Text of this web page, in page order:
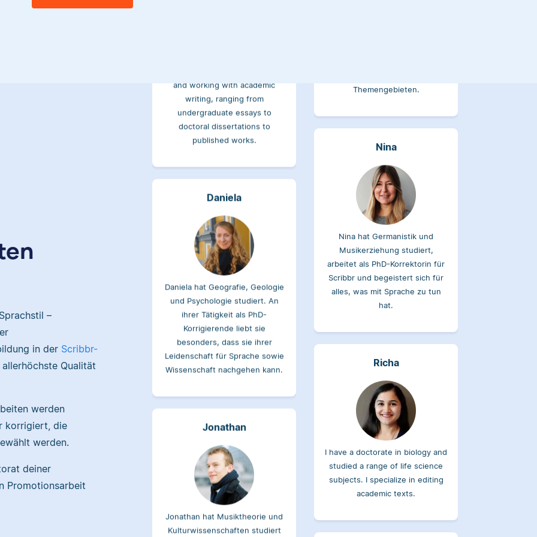
–
in der Scribbr-
Qualität
werden
korrigiert, die
werden.
deiner
Promotionsarbeit
undergraduate essays to
doctoral dissertations to
published works.
Daniela hat Geografie, Geologie
und Psychologie studiert. An
ihrer Tätigkeit als PhD-
Korrigierende liebt sie
besonders, dass sie ihrer
Leidenschaft für Sprache sowie
Wissenschaft nachgehen kann.
Jonathan hat Musiktheorie und
Kulturwissenschaften studiert
und arbeitet neben seiner
freiberuflichen Tätigkeit für
Nina hat Germanistik und
Musikerziehung studiert,
arbeitet als PhD-Korrektorin für
Scribbr und begeistert sich für
alles, was mit Sprache zu tun
hat.
I have a doctorate in biology and
studied a range of life science
subjects. I specialize in editing
academic texts.